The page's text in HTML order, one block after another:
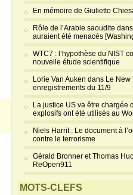
En mémoire de Giulietto
Rôle de l’Arabie saoudite
auraient été menacés
WTC7 : l’hypothèse du NIST
nouvelle étude scientifique
Lorie Van Auken dans Le New
enregistrements du 11/9
La justice US va être chargée
explosifs ont été utilisés au
Niels Harrit : Le document à
contre le terrorisme
Gérald Bronner et Thomas
ReOpen911
MOTS-CLEFS